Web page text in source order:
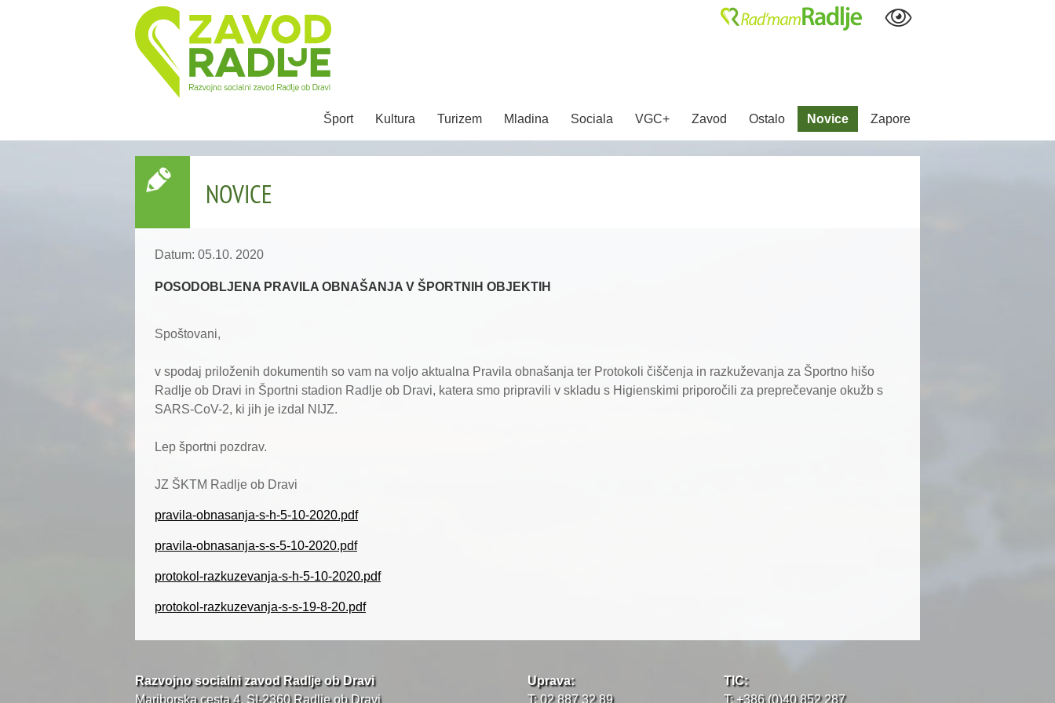
Šport Kultura Turizem Mladina Sociala VGC+ Zavod Ostalo Novice Zapore
NOVICE
Datum: 05.10. 2020
POSODOBLJENA PRAVILA OBNAŠANJA V ŠPORTNIH OBJEKTIH
Spoštovani,
v spodaj priloženih dokumentih so vam na voljo aktualna Pravila obnašanja ter Protokoli čiščenja in razkuževanja za Športno hišo
Radlje ob Dravi in Športni stadion Radlje ob Dravi, katera smo pripravili v skladu s Higienskimi priporočili za preprečevanje okužb s
SARS-CoV-2, ki jih je izdal NIJZ.
Lep športni pozdrav.
JZ ŠKTM Radlje ob Dravi
pravila-obnasanja-s-h-5-10-2020.pdf
pravila-obnasanja-s-s-5-10-2020.pdf
protokol-razkuzevanja-s-h-5-10-2020.pdf
protokol-razkuzevanja-s-s-19-8-20.pdf
Razvojno socialni zavod Radlje ob Dravi
Mariborska cesta 4, SI-2360 Radlje ob Dravi
Uprava:
T: 02 887 32 89
TIC:
T: +386 (0)40 852 287